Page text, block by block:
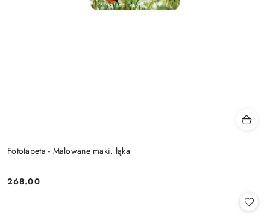
Fototapeta - Malowane maki, łąka
Cena:
268.00